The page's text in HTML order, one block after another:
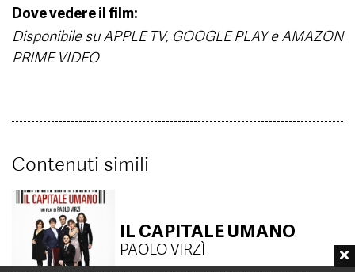
Dove vedere il film:
Disponibile su APPLE TV, GOOGLE PLAY e AMAZON
PRIME VIDEO
Contenuti simili
IL CAPITALE UMANO
PAOLO VIRZÌ